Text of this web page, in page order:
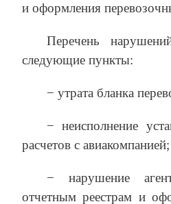
и оформления
Перечень
следующие пункты:
− утрата бланка
− неисполнение
расчетов с авиакомпанией;
− нарушение
отчетным реестрам и